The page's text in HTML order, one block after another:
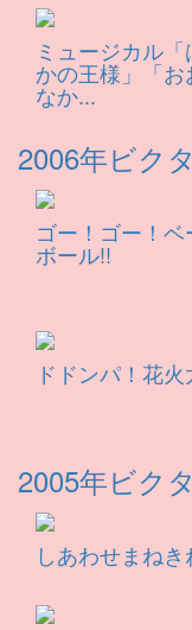
ミュージカル「
かの王様」「お
なか...
2006年ビク
ゴー！ゴー！ベ
ボール!!
ドドンパ！花
2005年ビク
しあわせまねき